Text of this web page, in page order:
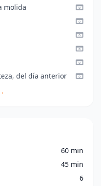
molida
del día anterior
60 min
45 min
6